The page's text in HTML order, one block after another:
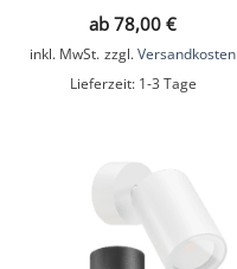
ab 78,00 €
inkl. MwSt. zzgl. Versandkosten
Lieferzeit: 1-3 Tage